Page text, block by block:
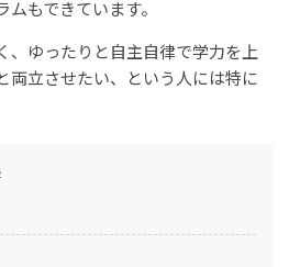
もできています。
、ゆったりと自主自律で学力を上
両立させたい、という人には特に